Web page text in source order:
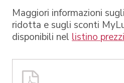
Maggiori informazioni
ridotta e sugli sconti
disponibili nel listino prezzi